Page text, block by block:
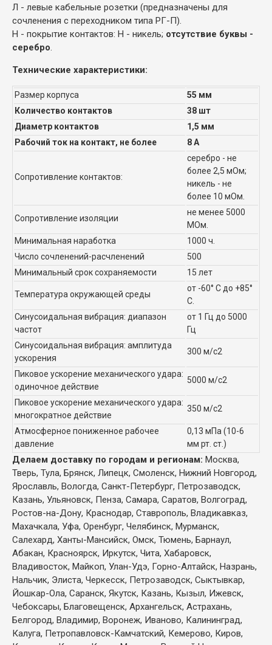
Л - левые кабельные розетки (предназначены для
сочленения с переходником типа РГ-П).
Н - покрытие контактов: Н - никель; отсутствие буквы -
серебро.
Технические характеристики:
Размер корпуса
55 мм
Количество контактов
38 шт
Диаметр контактов
1,5 мм
Рабочий ток на контакт, не более
8 А
Сопротивление контактов:
серебро - не
более 2,5 мОм;
никель - не
более 10 мОм.
Сопротивление изоляции
не менее 5000
МОм.
Минимальная наработка
1000 ч.
Число сочленений-расчленений
500
Минимальный срок сохраняемости
15 лет
Температура окружающей среды
от -60° С до +85°
С.
Синусоидальная вибрация: диапазон
частот
от 1 Гц до 5000
Гц
Синусоидальная вибрация: амплитуда
ускорения
300 м/с2
Пиковое ускорение механического удара:
одиночное действие
5000 м/с2
Пиковое ускорение механического удара:
многократное действие
350 м/с2
Атмосферное пониженное рабочее
давление
0,13 мПа (10-6
мм рт. ст.)
Делаем доставку по городам и регионам: Москва,
Тверь, Тула, Брянск, Липецк, Смоленск, Нижний Новгород,
Ярославль, Вологда, Санкт-Петербург, Петрозаводск,
Казань, Ульяновск, Пенза, Самара, Саратов, Волгоград,
Ростов-на-Дону, Краснодар, Ставрополь, Владикавказ,
Махачкала, Уфа, Оренбург, Челябинск, Мурманск,
Салехард, Ханты-Мансийск, Омск, Тюмень, Барнаул,
Абакан, Красноярск, Иркутск, Чита, Хабаровск,
Владивосток, Майкоп, Улан-Удэ, Горно-Алтайск, Назрань,
Нальчик, Элиста, Черкесск, Петрозаводск, Сыктывкар,
Йошкар-Ола, Саранск, Якутск, Казань, Кызыл, Ижевск,
Чебоксары, Благовещенск, Архангельск, Астрахань,
Белгород, Владимир, Воронеж, Иваново, Калининград,
Калуга, Петропавловск-Камчатский, Кемерово, Киров,